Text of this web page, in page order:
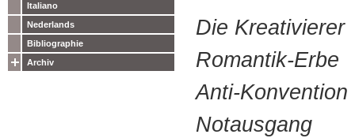
Italiano
Nederlands
Bibliographie
Archiv
Die Kreativierer
Romantik-Erbe
Anti-Konvention
Notausgang